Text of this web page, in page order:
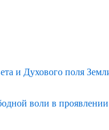
и Духового поля
воли в